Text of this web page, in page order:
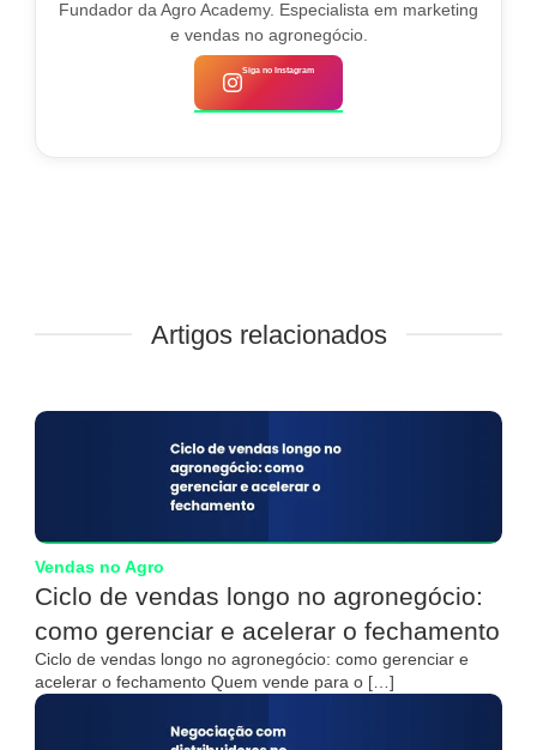
Fundador da Agro Academy. Especialista em marketing
e vendas no agronegócio.
Siga no Instagram
Artigos relacionados
Vendas no Agro
Ciclo de vendas longo no agronegócio:
como gerenciar e acelerar o fechamento
Ciclo de vendas longo no agronegócio: como gerenciar e
acelerar o fechamento Quem vende para o […]